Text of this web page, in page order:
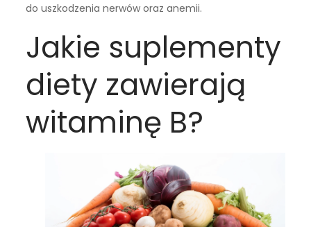
do uszkodzenia nerwów oraz anemii.
Jakie suplementy
diety zawierają
witaminę B?